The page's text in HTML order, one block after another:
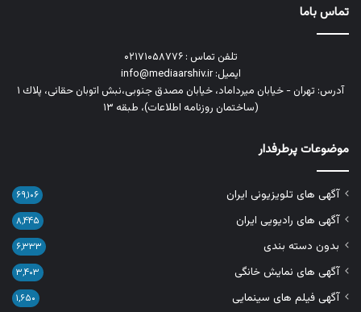
تماس باما
تلفن تماس : ۰۲۱۷۱۰۵۸۷۷۶
ایمیل: info@mediaarshiv.ir
آدرس: تهران - خیابان میرداماد، خیابان مصدق جنوبی،نبش اتوبان حقانی، پلاك ١
(ساختمان روزنامه اطلاعات)، طبقه ۱۳
موضوعات پرطرفدار
آگهی های تلویزیونی ایران ۶۹,۱۰۶
آگهی های رادیویی ایران ۸,۴۴۵
بدون دسته بندی ۶,۳۳۳
آگهی های نمایش خانگی ۳,۴۰۳
آگهی فیلم های سینمایی ۱,۶۵۰